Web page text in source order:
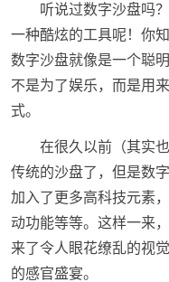
听说过数字沙盘吗
一种酷炫的工具呢！你
数字沙盘就像是一个聪
不是为了娱乐，而是用
式。
在很久以前（其实
传统的沙盘了，但是数
加入了更多高科技元素
动功能等等。这样一来
来了令人眼花缭乱的视
的感官盛宴。